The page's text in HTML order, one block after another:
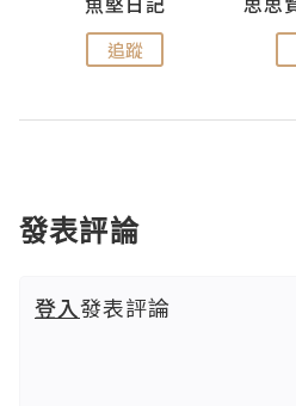
追蹤
發表評論
登入發表評論